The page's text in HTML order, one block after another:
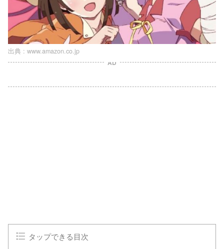
出典 : www.amazon.co.jp
AD
タップできる目次